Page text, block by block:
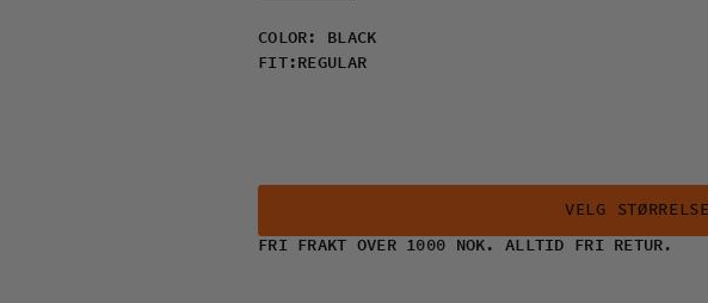
COLOR :
BLACK
FIT: REGULAR
VELG STØRRELSE
FRI FRAKT OVER 1000 NOK. ALLTID FRI RETUR.